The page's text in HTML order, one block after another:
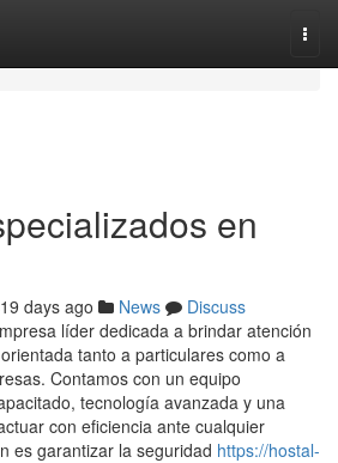
en
days ago News
Discuss
líder dedicada a brindar atención
tanto a particulares como a
Contamos con un equipo
tecnología avanzada y una
con eficiencia ante cualquier
es garantizar la seguridad https://hostal-